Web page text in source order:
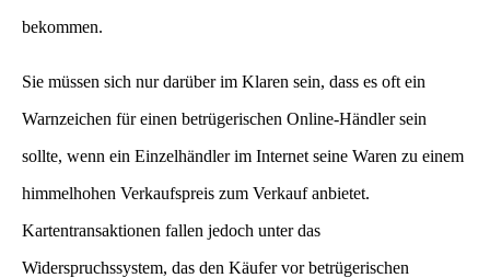
bekommen.
Sie müssen sich nur darüber im Klaren sein, dass es oft ein
Warnzeichen für einen betrügerischen Online-Händler sein
sollte, wenn ein Einzelhändler im Internet seine Waren zu einem
himmelhohen Verkaufspreis zum Verkauf anbietet.
Kartentransaktionen fallen jedoch unter das
Widerspruchssystem, das den Käufer vor betrügerischen